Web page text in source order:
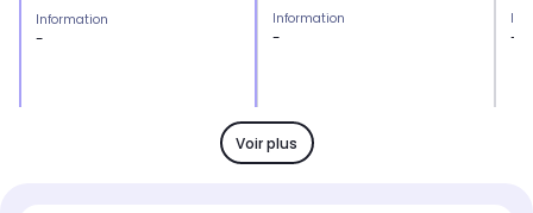
Information
-
Information
-
Eclairage
Blanc
-
Voir plus